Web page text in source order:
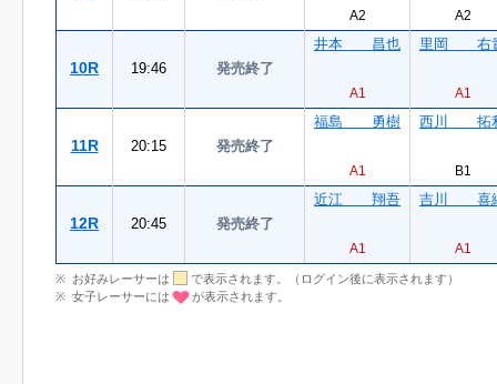
A2 A2
10R 19:46 発売終了
井本 昌也
A1
里岡 右
A1
11R 20:15 発売終了
福島 勇樹
A1
西川 拓
B1
12R 20:45 発売終了
近江 翔吾
A1
吉川 喜
A1
お好みレーサーは
で表示されます。（ログイン後に表示されます）
女子レーサーには
が表示されます。